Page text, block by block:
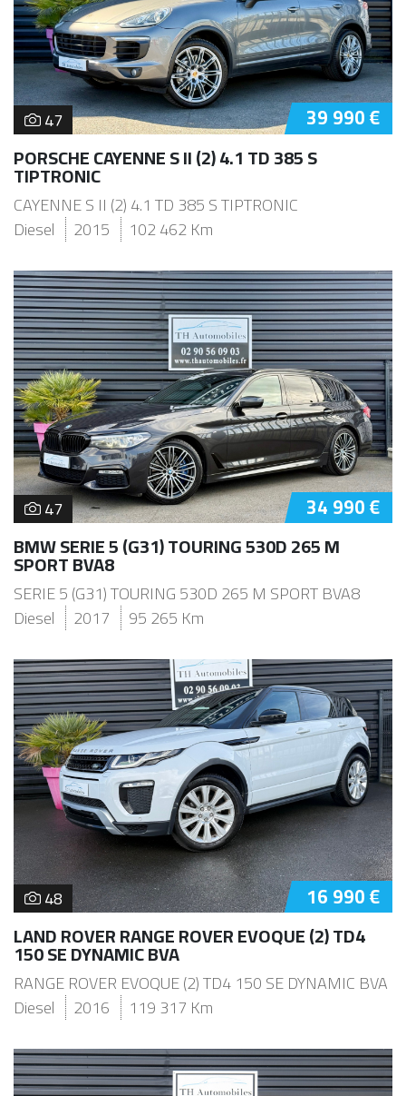
47 39 990 €
PORSCHE CAYENNE S II (2) 4.1 TD 385 S
TIPTRONIC
CAYENNE S II (2) 4.1 TD 385 S TIPTRONIC
Diesel
2015 102 462 Km
47 34 990 €
BMW SERIE 5 (G31) TOURING 530D 265 M
SPORT BVA8
SERIE 5 (G31) TOURING 530D 265 M SPORT BVA8
Diesel
2017 95 265 Km
48 16 990 €
LAND ROVER RANGE ROVER EVOQUE (2) TD4
150 SE DYNAMIC BVA
RANGE ROVER EVOQUE (2) TD4 150 SE DYNAMIC BVA
Diesel
2016 119 317 Km